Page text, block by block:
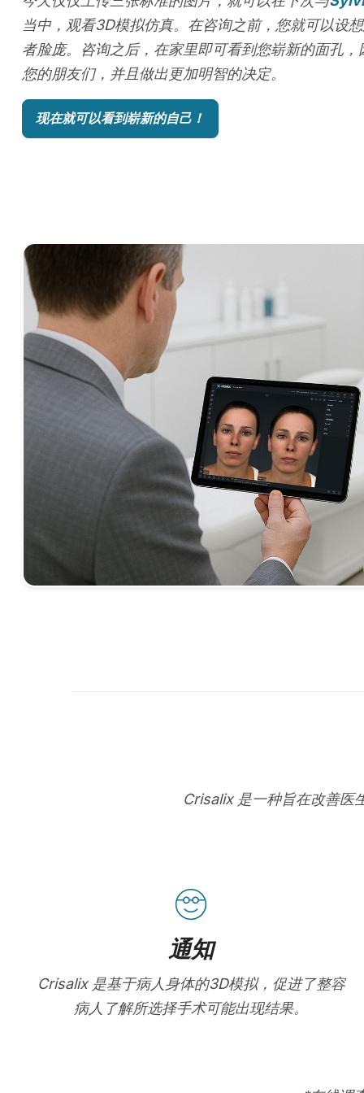
当中，观看3D模拟仿真。在咨询之前，您就可以设
者脸庞。咨询之后，在家里即可看到您崭新的面孔
您的朋友们，并且做出更加明智的决定。
现在就可以看到崭新的自己！
Crisalix 是一种旨在改善医
通知
Crisalix 是基于病人身体的3D模拟，促进了整容
病人了解所选择手术可能出现结果。